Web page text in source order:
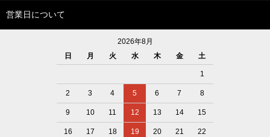
営業日について
2026年8月
日
月 火 水 木 金 土
1
2 3 4 5 6 7 8
9 10 11 12 13 14 15
16 17 18 19 20 21 22